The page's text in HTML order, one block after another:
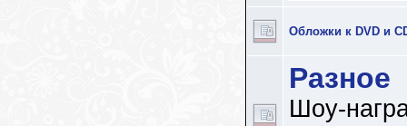
Обложки к DVD и
Разное
Шоу-